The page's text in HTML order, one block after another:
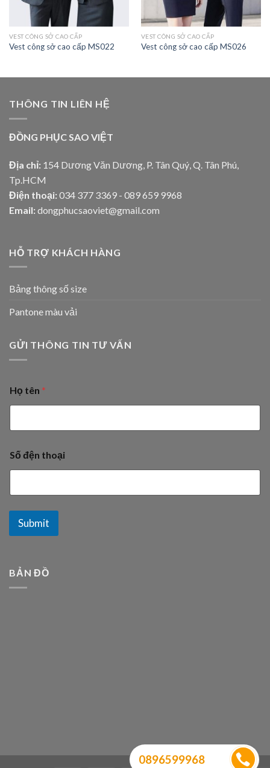
VEST CÔNG SỞ CAO CẤP
Vest công sở cao cấp MS022
VEST CÔNG SỞ CAO CẤP
Vest công sở cao cấp MS026
THÔNG TIN LIÊN HỆ
ĐỒNG PHỤC SAO VIỆT
Địa chỉ: 154 Dương Văn Dương, P. Tân Quý, Q. Tân Phú,
Tp.HCM
Điện thoại: 034 377 3369 - 089 659 9968
Email: dongphucsaoviet@gmail.com
HỖ TRỢ KHÁCH HÀNG
Bảng thông số size
Pantone màu vải
GỬI THÔNG TIN TƯ VẤN
Họ tên *
Số đện thoại
Submit
BẢN ĐỒ
0896599968